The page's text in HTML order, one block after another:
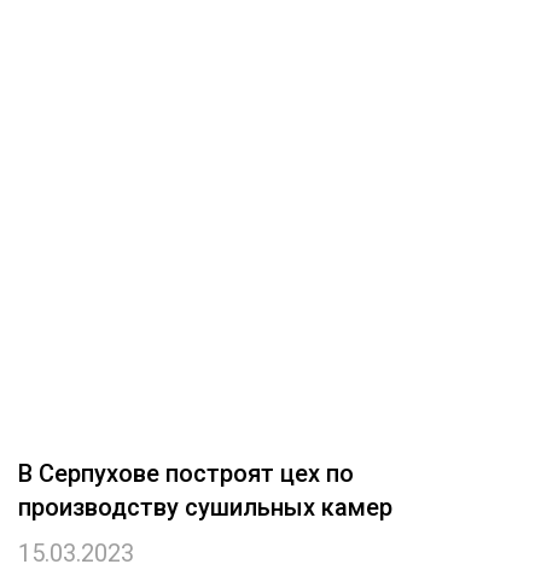
ПРОИЗВОДСТВО ДРЕВЕСНЫХ ПЛИТ
ЦБП
В Серпухове построят цех по
производству сушильных камер
15.03.2023